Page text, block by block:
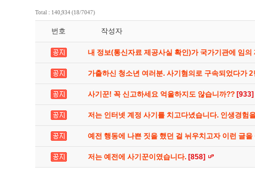
Total : 140,934 (18/7047)
번호 작성자
내 정보(통신자료 제공사실 확인)가 국가기관에 임
가출하신 청소년 여러분. 사기혐의로 구속되었다가
사기꾼! 꼭 신고하세요 억울하지도 않습니까?? [933]
저는 인터넷 계정 사기를 치고다녔습니다. 인생경험
예전 행동에 나쁜 짓을 했던 걸 뉘우치고자 이런 글을
저는 예전에 사기꾼이였습니다. [858]